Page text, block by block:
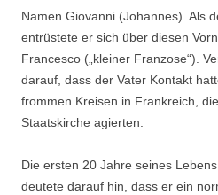
Namen Giovanni (Johannes). Als
entrüstete er sich über diesen
Francesco („kleiner Franzose“).
darauf, dass der Vater Kontakt
frommen Kreisen in Frankreich,
Staatskirche agierten.
Die ersten 20 Jahre seines
deutete darauf hin, dass er ein